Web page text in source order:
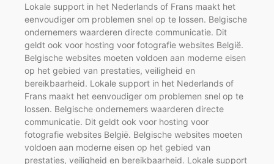
Lokale support in het Nederlands of Frans maakt het
eenvoudiger om problemen snel op te lossen. Belgische
ondernemers waarderen directe communicatie. Dit
geldt ook voor hosting voor fotografie websites België.
Belgische websites moeten voldoen aan moderne eisen
op het gebied van prestaties, veiligheid en
bereikbaarheid. Lokale support in het Nederlands of
Frans maakt het eenvoudiger om problemen snel op te
lossen. Belgische ondernemers waarderen directe
communicatie. Dit geldt ook voor hosting voor
fotografie websites België. Belgische websites moeten
voldoen aan moderne eisen op het gebied van
prestaties, veiligheid en bereikbaarheid. Lokale support